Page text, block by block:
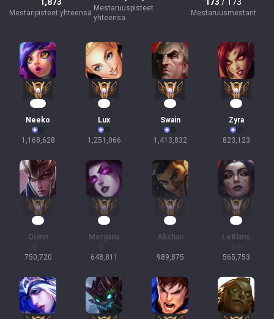
Mestaripisteet yhteensä
Mestaruuspisteet
yhteensä
Mestaruusmestarit
Neeko
1,168,628
Lux
1,251,066
Swain
1,413,832
Zyra
823,123
Quinn
750,720
Morgana
648,811
Akshan
989,875
LeBlanc
565,753